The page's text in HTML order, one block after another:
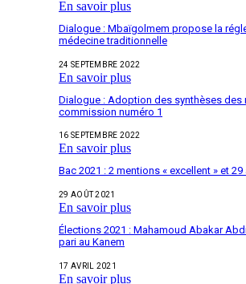
En savoir plus
Dialogue : Mbaïgolmem propose la
médecine traditionnelle
24 SEPTEMBRE 2022
En savoir plus
Dialogue : Adoption des synthèses des
commission numéro 1
16 SEPTEMBRE 2022
En savoir plus
Bac 2021 : 2 mentions « excellent » et
29 AOÛT 2021
En savoir plus
Élections 2021 : Mahamoud Abakar
pari au Kanem
17 AVRIL 2021
En savoir plus